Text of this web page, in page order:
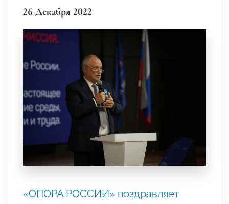
26 Декабря 2022
«ОПОРА РОССИИ» поздравляет